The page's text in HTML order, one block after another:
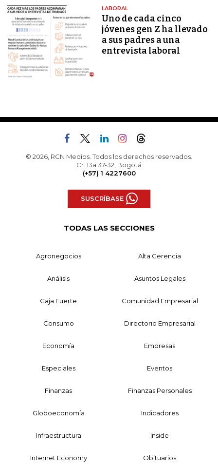
LABORAL
Uno de cada cinco
jóvenes gen Z ha llevado
a sus padres a una
entrevista laboral
© 2026, RCN Medios. Todos los derechos reservados.
Cr. 13a 37-32, Bogotá
(+57) 1 4227600
SUSCRÍBASE
TODAS LAS SECCIONES
Agronegocios Alta Gerencia
Análisis Asuntos Legales
Caja Fuerte Comunidad Empresarial
Consumo Directorio Empresarial
Economía Empresas
Especiales Eventos
Finanzas Finanzas Personales
Globoeconomía Indicadores
Infraestructura Inside
Internet Economy Obituarios